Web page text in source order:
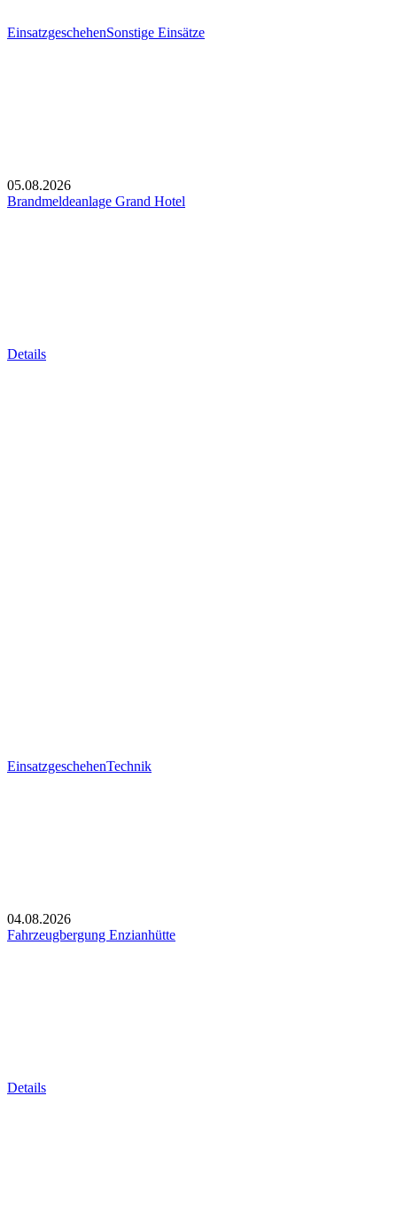
EinsatzgeschehenSonstige Einsätze
05.08.2026
Brandmeldeanlage Grand Hotel
Details
EinsatzgeschehenTechnik
04.08.2026
Fahrzeugbergung Enzianhütte
Details